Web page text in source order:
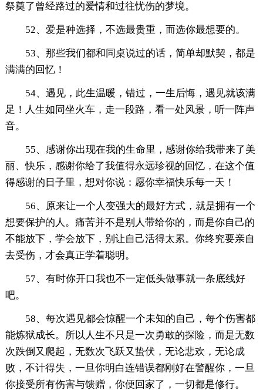
祭奠了曾经路过的爱情和过往忧伤的梦境。
52、爱是种选择，不选最贵重，而选你最想要的。
53、那些我们都和同桌说过的话，简单却默契，都是
满满的回忆！
54、遇见，此生温暖，错过，一生后悔，遇见就该满
足！人生如同坐火车，走一段路，看一处风景，听一阵声
音。
55、感谢你出现在我的生命里，感谢你给我带来了美
丽、快乐，感谢你给了我值得永远珍视的回忆，在这个值
得感谢的日子里，想对你说：愿你幸福快乐每一天！
56、原来让一个人变强大的最好方式，就是拥有一个
想要保护的人。痛苦并不是别人带给你的，而是你自己的
不能放下，学会放下，别让自己活得太累。你终究要亲自
去受伤，才会真正学着聪明。
57、有时你开口我也不一定低头做事就一条底线好
吧。
58、每次遇见都会惊醒一个未知的自己，每个伤害都
能炼狱成长。所以人生不只是一次勇敢的探险，而是无数
次跌倒又爬起，无数次飞跃又蛰伏，无论悲欢，无论成
败，不计得失，一旦你明白连错误都刚好在警醒你，一旦
你接受所有伤害与馈赠，你便回家了，一切都是修行。